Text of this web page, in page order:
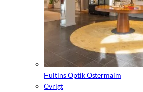
Hultins Optik Östermalm
Övrigt